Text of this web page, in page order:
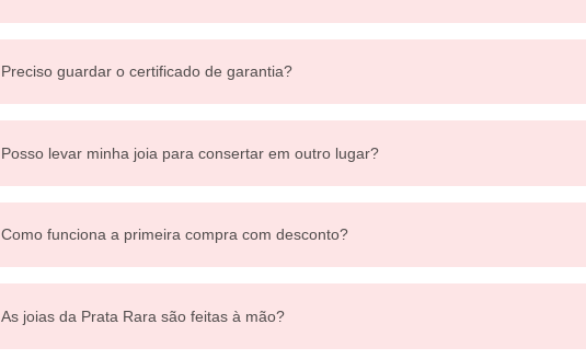
Preciso guardar o certificado de garantia?
Posso levar minha joia para consertar em outro lugar?
Como funciona a primeira compra com desconto?
As joias da Prata Rara são feitas à mão?